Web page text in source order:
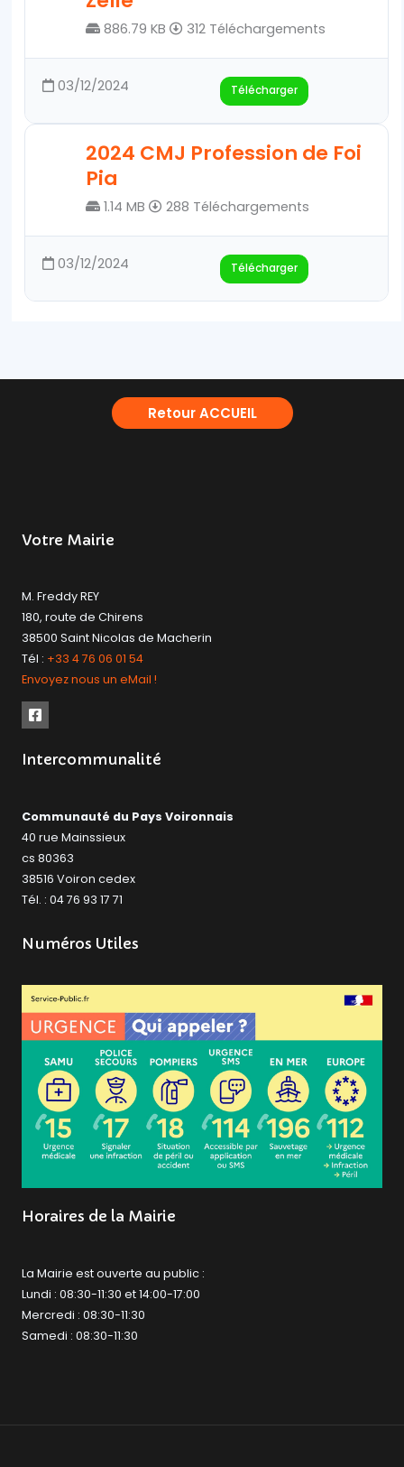
886.79 KB 312 Téléchargements
03/12/2024 Télécharger
2024 CMJ Profession de Foi
Pia
1.14 MB 288 Téléchargements
03/12/2024 Télécharger
Retour ACCUEIL
Votre Mairie
M. Freddy REY
180, route de Chirens
38500 Saint Nicolas de Macherin
Tél : +33 4 76 06 01 54
Envoyez nous un eMail !
Intercommunalité
Communauté du Pays Voironnais
40 rue Mainssieux
cs 80363
38516 Voiron cedex
Tél. : 04 76 93 17 71
Numéros Utiles
Horaires de la Mairie
La Mairie est ouverte au public :
Lundi : 08:30-11:30 et 14:00-17:00
Mercredi : 08:30-11:30
Samedi : 08:30-11:30